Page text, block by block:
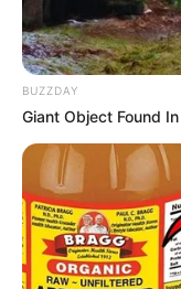
BUZZDAY
Giant Object Found